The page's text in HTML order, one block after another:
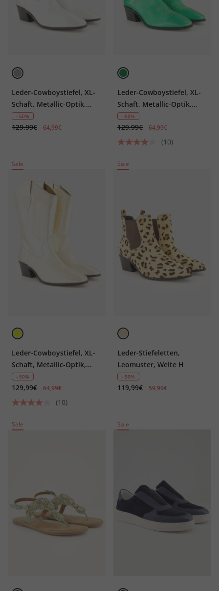
Leder-Cowboystiefel, XL-
Schaft, Metallic-Optik,
Weite H
- 50%
129,99€ 64,99€
Leder-Cowboystiefel, XL-
Schaft, Metallic-Optik,
Weite H
- 50%
129,99€ 64,99€
(10)
Sale
Leder-Cowboystiefel, XL-
Schaft, Metallic-Optik,
Weite H
- 50%
129,99€ 64,99€
(10)
Sale
Leder-Stiefeletten,
Leomuster, Weite H
- 50%
119,99€ 59,99€
Sale Sale